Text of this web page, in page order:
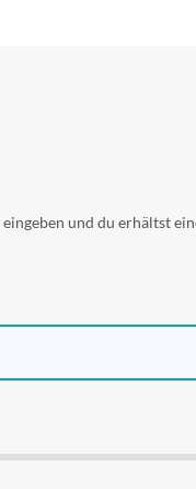
und du erhältst